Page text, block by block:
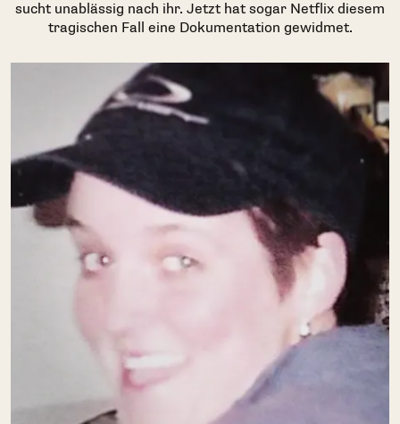
sucht unablässig nach ihr. Jetzt hat sogar Netflix diesem
tragischen Fall eine Dokumentation gewidmet.